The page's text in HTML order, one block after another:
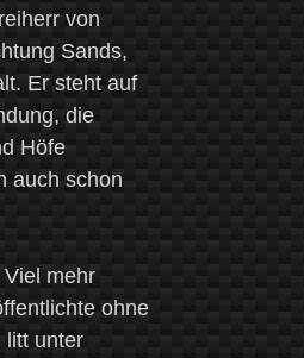
von
Sands,
Er steht auf
die
Höfe
auch schon
mehr
ohne
litt unter